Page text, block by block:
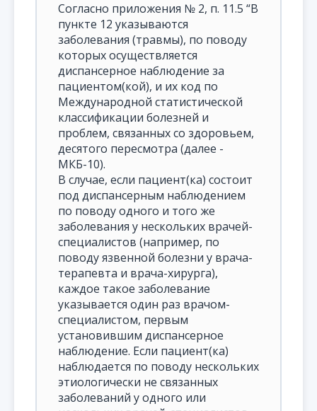
Согласно приложения № 2, п. 11.5 “В
пункте 12 указываются
заболевания (травмы), по поводу
которых осуществляется
диспансерное наблюдение за
пациентом(кой), и их код по
Международной статистической
классификации болезней и
проблем, связанных со здоровьем,
десятого пересмотра (далее -
МКБ-10).
В случае, если пациент(ка) состоит
под диспансерным наблюдением
по поводу одного и того же
заболевания у нескольких врачей-
специалистов (например, по
поводу язвенной болезни у врача-
терапевта и врача-хирурга),
каждое такое заболевание
указывается один раз врачом-
специалистом, первым
установившим диспансерное
наблюдение. Если пациент(ка)
наблюдается по поводу нескольких
этиологически не связанных
заболеваний у одного или